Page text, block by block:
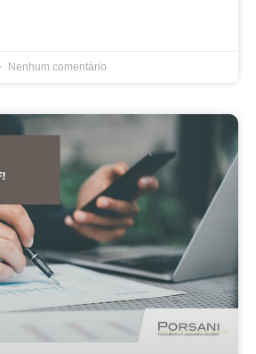
Nenhum comentário